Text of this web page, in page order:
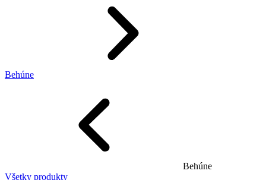
Behúne
Behúne
Všetky produkty